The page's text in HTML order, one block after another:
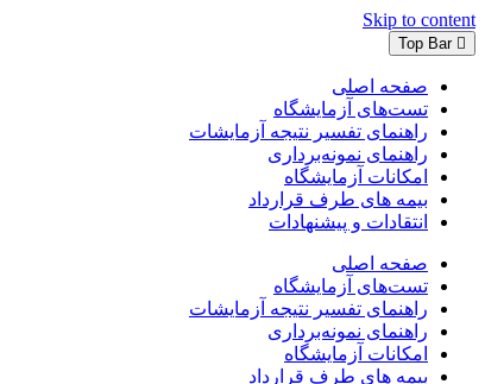
Skip to content
Top Bar
صفحه اصلی
تست‌های آزمایشگاه
راهنمای تفسیر نتیجه آزمایشات
راهنمای نمونه‌برداری
امکانات آزمایشگاه
بیمه های طرف قرارداد
انتقادات و پیشنهادات
صفحه اصلی
تست‌های آزمایشگاه
راهنمای تفسیر نتیجه آزمایشات
راهنمای نمونه‌برداری
امکانات آزمایشگاه
بیمه های طرف قرارداد